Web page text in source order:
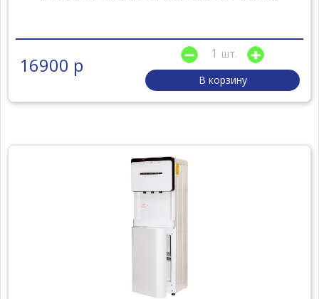
16900 р
шт.
В корзину